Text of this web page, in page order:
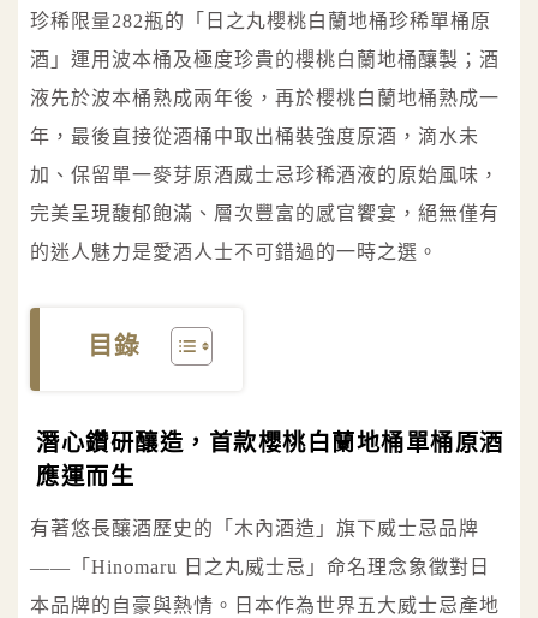
珍稀限量282瓶的「日之丸櫻桃白蘭地桶珍稀單桶原
酒」運用波本桶及極度珍貴的櫻桃白蘭地桶釀製；酒
液先於波本桶熟成兩年後，再於櫻桃白蘭地桶熟成一
年，最後直接從酒桶中取出桶裝強度原酒，滴水未
加、保留單一麥芽原酒威士忌珍稀酒液的原始風味，
完美呈現馥郁飽滿、層次豐富的感官饗宴，絕無僅有
的迷人魅力是愛酒人士不可錯過的一時之選。
目錄
潛心鑽研釀造，首款櫻桃白蘭地桶單桶原酒
應運而生
有著悠長釀酒歷史的「木內酒造」旗下威士忌品牌
——「Hinomaru 日之丸威士忌」命名理念象徵對日
本品牌的自豪與熱情。日本作為世界五大威士忌產地